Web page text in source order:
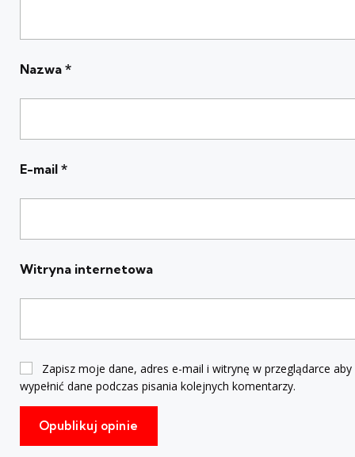
Nazwa *
E-mail *
Witryna internetowa
Zapisz moje dane, adres e-mail i witrynę w przeglądarce aby
wypełnić dane podczas pisania kolejnych komentarzy.